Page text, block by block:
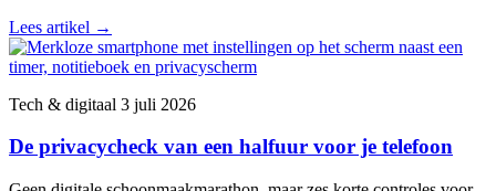
Lees artikel →
Tech & digitaal 3 juli 2026
De privacycheck van een halfuur voor je telefoon